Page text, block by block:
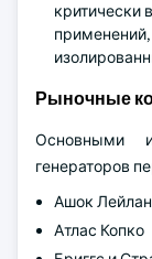
Рыночные
Основными
генераторов
Ашок
Атлас Копко